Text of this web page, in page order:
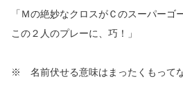
「Ｍの絶妙なクロスがＣのスーパーゴ
この２人のプレーに、巧！」
※ 名前伏せる意味はまったくもって